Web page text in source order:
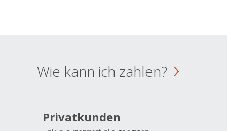
Wie kann ich zahlen?
Privatkunden